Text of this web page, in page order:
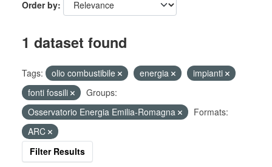
Order by
1 dataset found
Tags: olio combustibile energia
impianti
fonti fossili
Groups:
Osservatorio Energia Emilia-Romagna
Formats:
ARC
Filter Results